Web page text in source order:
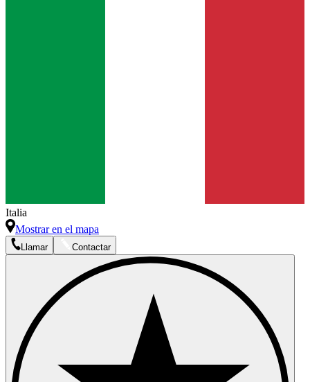
Italia
Mostrar en el mapa
Llamar Contactar